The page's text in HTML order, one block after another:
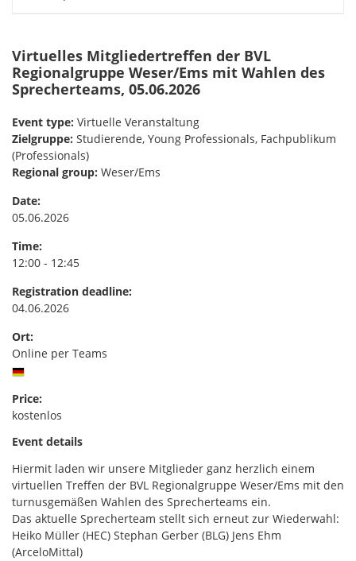
Virtuelles Mitgliedertreffen der BVL
Regionalgruppe Weser/Ems mit Wahlen des
Sprecherteams, 05.06.2026
Event type: Virtuelle Veranstaltung
Zielgruppe: Studierende, Young Professionals, Fachpublikum
(Professionals)
Regional group: Weser/Ems
Date:
05.06.2026
Time:
12:00 - 12:45
Registration deadline:
04.06.2026
Ort:
Online per Teams
Price:
kostenlos
Event details
Hiermit laden wir unsere Mitglieder ganz herzlich einem
virtuellen Treffen der BVL Regionalgruppe Weser/Ems mit den
turnusgemäßen Wahlen des Sprecherteams ein.
Das aktuelle Sprecherteam stellt sich erneut zur Wiederwahl:
Heiko Müller (HEC) Stephan Gerber (BLG) Jens Ehm
(ArceloMittal)